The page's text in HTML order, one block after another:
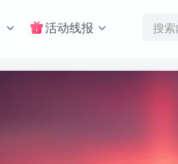
活动线报